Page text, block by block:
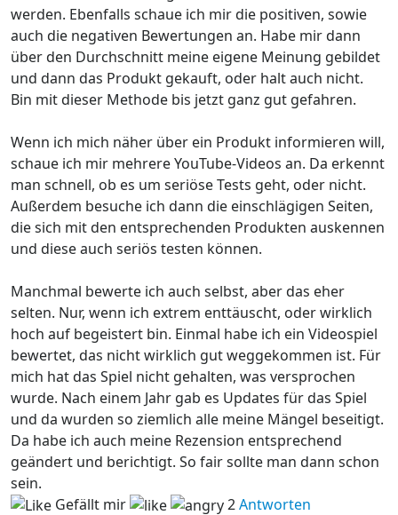
werden. Ebenfalls schaue ich mir die positiven, sowie
auch die negativen Bewertungen an. Habe mir dann
über den Durchschnitt meine eigene Meinung gebildet
und dann das Produkt gekauft, oder halt auch nicht.
Bin mit dieser Methode bis jetzt ganz gut gefahren.
Wenn ich mich näher über ein Produkt informieren will,
schaue ich mir mehrere YouTube-Videos an. Da erkennt
man schnell, ob es um seriöse Tests geht, oder nicht.
Außerdem besuche ich dann die einschlägigen Seiten,
die sich mit den entsprechenden Produkten auskennen
und diese auch seriös testen können.
Manchmal bewerte ich auch selbst, aber das eher
selten. Nur, wenn ich extrem enttäuscht, oder wirklich
hoch auf begeistert bin. Einmal habe ich ein Videospiel
bewertet, das nicht wirklich gut weggekommen ist. Für
mich hat das Spiel nicht gehalten, was versprochen
wurde. Nach einem Jahr gab es Updates für das Spiel
und da wurden so ziemlich alle meine Mängel beseitigt.
Da habe ich auch meine Rezension entsprechend
geändert und berichtigt. So fair sollte man dann schon
sein.
Gefällt mir
2Antworten